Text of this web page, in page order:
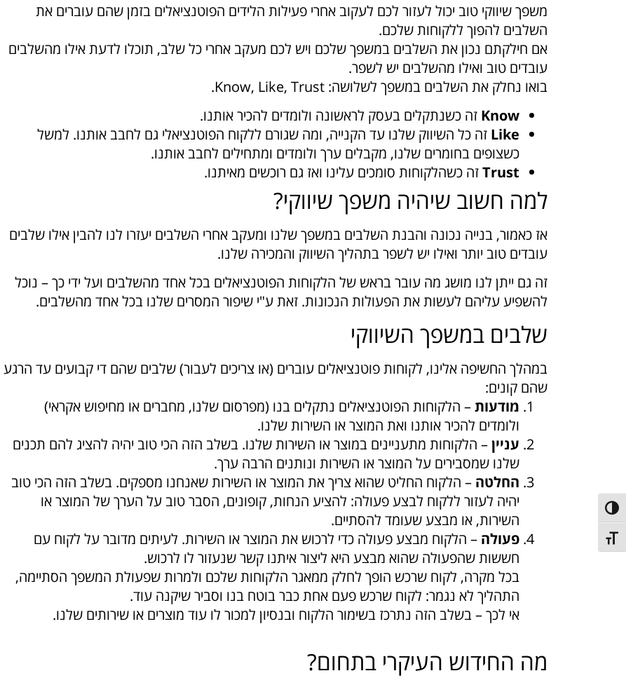
הפעל/כבה ניגודיות גבוהה
מתג גודל גופן
משפך שיווקי טוב יכול לעזור לכם לעקוב אחרי פעילות הלידים הפוטנציאלים בזמן שהם עוברים את
השלבים להפוך ללקוחות שלכם.
אם חילקתם נכון את השלבים במשפך שלכם ויש לכם מעקב אחרי כל שלב, תוכלו לדעת אילו מהשלבים
עובדים טוב ואילו מהשלבים יש לשפר.
בואו נחלק את השלבים במשפך לשלושה: Know, Like, Trust.
Know זה כשנתקלים בעסק לראשונה ולומדים להכיר אותנו.
Like זה כל השיווק שלנו עד הקנייה, ומה שגורם ללקוח הפוטנציאלי גם לחבב אותנו. למשל
כשצופים בחומרים שלנו, מקבלים ערך ולומדים ומתחילים לחבב אותנו.
Trustזה כשהלקוחות סומכים עלינו ואז גם רוכשים מאיתנו.
למה חשוב שיהיה משפך שיווקי?
אז כאמור, בנייה נכונה והבנת השלבים במשפך שלנו ומעקב אחרי השלבים יעזרו לנו להבין אילו שלבים
עובדים טוב יותר ואילו יש לשפר בתהליך השיווק והמכירה שלנו.
זה גם ייתן לנו מושג מה עובר בראש של הלקוחות הפוטנציאלים בכל אחד מהשלבים ועל ידי כך – נוכל
להשפיע עליהם לעשות את הפעולות הנכונות. זאת ע"י שיפור המסרים שלנו בכל אחד מהשלבים.
שלבים במשפך השיווקי
במהלך החשיפה אלינו, לקוחות פוטנציאלים עוברים (או צריכים לעבור) שלבים שהם די קבועים עד הרגע
שהם קונים:
מודעות– הלקוחות הפוטנציאלים נתקלים בנו (מפרסום שלנו, מחברים או מחיפוש אקראי)
ולומדים להכיר אותנו ואת המוצר או השירות שלנו.
עניין– הלקוחות מתעניינים במוצר או השירות שלנו. בשלב הזה הכי טוב יהיה להציג להם תכנים
שלנו שמסבירים על המוצר או השירות ונותנים הרבה ערך.
החלטה – הלקוח החליט שהוא צריך את המוצר או השירות שאנחנו מספקים. בשלב הזה הכי טוב
יהיה לעזור ללקוח לבצע פעולה: להציע הנחות, קופונים, הסבר טוב על הערך של המוצר או
השירות, או מבצע שעומד להסתיים.
פעולה – הלקוח מבצע פעולה כדי לרכוש את המוצר או השירות. לעיתים מדובר על לקוח עם
חששות שהפעולה שהוא מבצע היא ליצור איתנו קשר שנעזור לו לרכוש.
בכל מקרה, לקוח שרכש הופך לחלק ממאגר הלקוחות שלכם ולמרות שפעולת המשפך הסתיימה,
התהליך לא נגמר: לקוח שרכש פעם אחת כבר בוטח בנו וסביר שיקנה עוד.
אי לכך – בשלב הזה נתרכז בשימור הלקוח ובנסיון למכור לו עוד מוצרים או שירותים שלנו.
מה החידוש העיקרי בתחום?